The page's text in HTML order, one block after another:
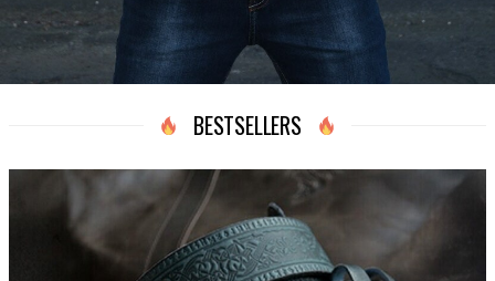
BESTSELLERS